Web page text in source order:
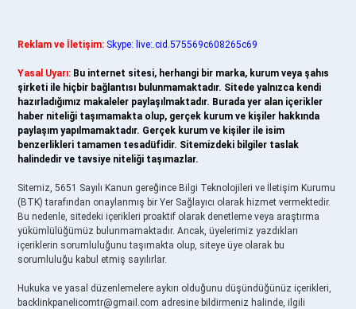
Reklam ve İletişim: Skype: live:.cid.575569c608265c69
Yasal Uyarı: Bu internet sitesi, herhangi bir marka, kurum veya şahıs
şirketi ile hiçbir bağlantısı bulunmamaktadır. Sitede yalnızca kendi
hazırladığımız makaleler paylaşılmaktadır. Burada yer alan içerikler
haber niteliği taşımamakta olup, gerçek kurum ve kişiler hakkında
paylaşım yapılmamaktadır. Gerçek kurum ve kişiler ile isim
benzerlikleri tamamen tesadüfidir. Sitemizdeki bilgiler taslak
halindedir ve tavsiye niteliği taşımazlar.
Sitemiz, 5651 Sayılı Kanun gereğince Bilgi Teknolojileri ve İletişim Kurumu
(BTK) tarafından onaylanmış bir Yer Sağlayıcı olarak hizmet vermektedir.
Bu nedenle, sitedeki içerikleri proaktif olarak denetleme veya araştırma
yükümlülüğümüz bulunmamaktadır. Ancak, üyelerimiz yazdıkları
içeriklerin sorumluluğunu taşımakta olup, siteye üye olarak bu
sorumluluğu kabul etmiş sayılırlar.
Hukuka ve yasal düzenlemelere aykırı olduğunu düşündüğünüz içerikleri,
backlinkpanelicomtr@gmail.com adresine bildirmeniz halinde, ilgili